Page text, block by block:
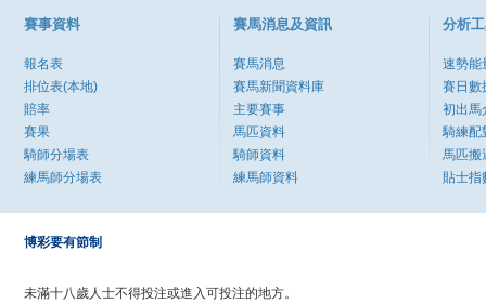
賽事資料
報名表
排位表(本地)
賠率
賽果
騎師分場表
練馬師分場表
賽馬消息及資訊
賽馬消息
賽馬新聞資料庫
主要賽事
馬匹資料
騎師資料
練馬師資料
分析
速勢能
賽日數
初出馬
騎練配
馬匹搬
貼士指
博彩要有節制
未滿十八歲人士不得投注或進入可投注的地方。